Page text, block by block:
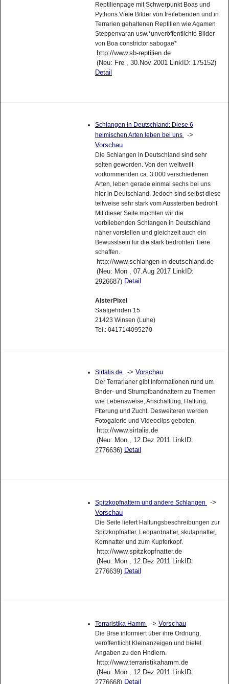
Reptilienpage mit Schwerpunkt Boas und
Pythons.Viele Bilder von freilebenden und in
Terrarien gehaltenen Reptilien wie Agamen
Steppenvaran usw.*unveröffentlichte Bilder
von Boa constrictor sabogae*
http://www.sb-reptilien.de
(Neu: Fre , 30.Nov 2001 LinkID: 175152)
Detail
Schlangen in Deutschland: Diese 6
heimischen Arten leben bei uns
->
Vorschau
Die Schlangen in Deutschland sind sehr
selten geworden. Von den weltweilt
vorkommenden ca. 3.000 verschiedenen
Arten, leben gerade einmal sechs bei uns
hier in Deutschland. Jedoch sind selbst diese
teilweise sehr stark vom Aussterben bedroht.
Mit dieser Seite möchten wir die
verbliebenden Schlangen in Deutschland
näher vorstellen und gleichzeit auch ein
Bewusstsein für die stark bedrohten Tiere
schaffen.
http://www.schlangen-in-deutschland.de
(Neu: Mon , 07.Aug 2017 LinkID:
2926687) Detail
AlsterPixel
Saatgehrden 15
21423 Winsen (Luhe)
Tel.: 04171/4095270
Sirtalis.de -> Vorschau
Der Terrarianer gibt Informationen rund um
Bnder- und Strumpfbandnattern zu Themen
wie Lebensweise, Anschaffung, Haltung,
Ftterung und Zucht. Desweiteren werden
Fotogalerie und Videoclips geboten.
http://www.sirtalis.de
(Neu: Mon , 12.Dez 2011 LinkID:
2776636) Detail
Spitzkopfnattern und andere Schlangen
->
Vorschau
Die Seite liefert Haltungsbeschreibungen zur
Spitzkopfnatter, Leopardnatter, skulapnatter,
Kornnatter und zum Kupferkopf.
http://www.spitzkopfnatter.de
(Neu: Mon , 12.Dez 2011 LinkID:
2776639) Detail
Terraristika Hamm -> Vorschau
Die Brse informiert über ihre Ordnung,
veröffentlicht Kleinanzeigen und bietet
Angaben zu den Hndlern.
http://www.terraristikahamm.de
(Neu: Mon , 12.Dez 2011 LinkID:
2776668) Detail